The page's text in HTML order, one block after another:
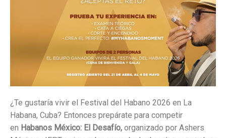
¿Te gustaría vivir el Festival del Habano 2026 en La
Habana, Cuba? Entonces prepárate para competir
en Habanos México: El Desafío, organizado por Ashers